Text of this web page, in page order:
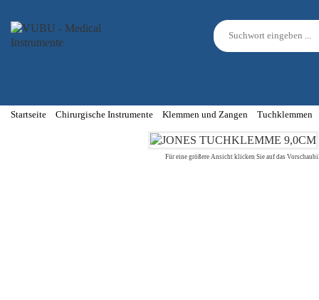
Startseite Chirurgische Instrumente Klemmen und Zangen Tuchklemmen
Für eine größere Ansicht klicken Sie auf das